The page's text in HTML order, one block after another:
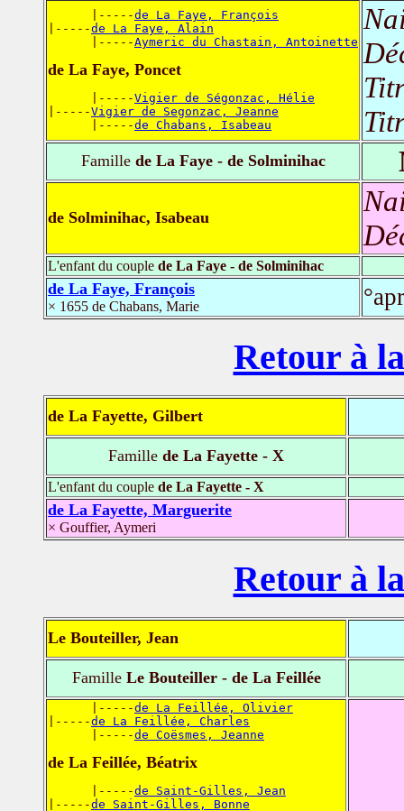
      |-----
de La Faye, François
|-----de La Faye, Alain
      |-----
Aymeric du Chastain, Antoinette
de La Faye, Poncet
      |-----
Vigier de Ségonzac, Hélie
|-----Vigier de Segonzac, Jeanne
      |-----
de Chabans, Isabeau
Famillede La Faye - de Solminihac
de Solminihac, Isabeau
L'enfant du couple de La Faye - de Solminihac
de La Faye, François
× 1655 de Chabans, Marie
Retour à
de La Fayette, Gilbert
Famille de La Fayette - X
L'enfant du couple de La Fayette - X
de La Fayette, Marguerite
× Gouffier, Aymeri
Retour à
Le Bouteiller, Jean
FamilleLe Bouteiller - de La Feillée
      |-----
de La Feillée, Olivier
|-----de La Feillée, Charles
      |-----
de Coësmes, Jeanne
de La Feillée, Béatrix
      |-----
de Saint-Gilles, Jean
|-----de Saint-Gilles, Bonne